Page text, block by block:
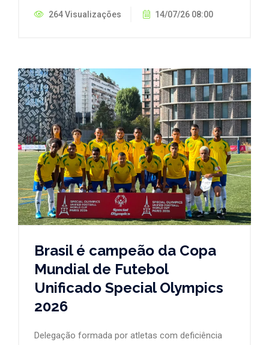
264 Visualizações 14/07/26 08:00
Brasil é campeão da Copa
Mundial de Futebol
Unificado Special Olympics
2026
Delegação formada por atletas com deficiência